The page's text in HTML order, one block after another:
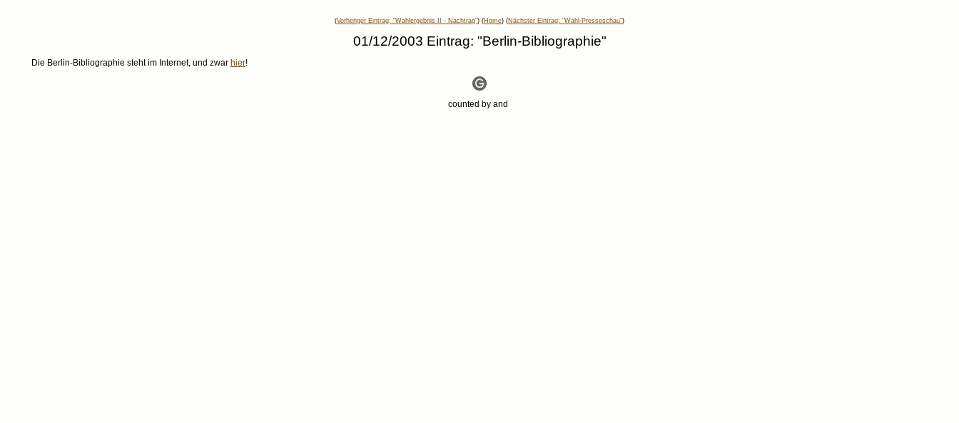
(Vorheriger Eintrag: "Wahlergebnis II - Nachtrag") (Home) (Nächster Eintrag: "Wahl-Presseschau")
01/12/2003 Eintrag: "Berlin-Bibliographie"
Die Berlin-Bibliographie steht im Internet, und zwar hier!
counted by and